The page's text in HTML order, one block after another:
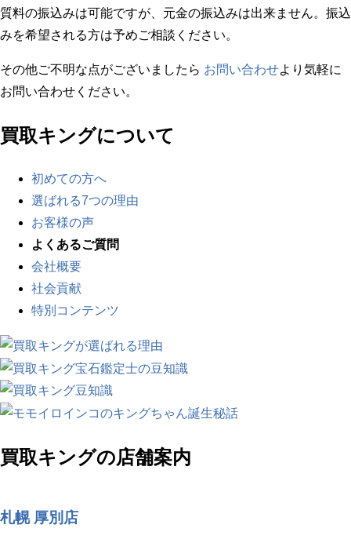
質料の振込みは可能ですが、元金の振込みは出来ません。振込
みを希望される方は予めご相談ください。
その他ご不明な点がございましたら お問い合わせより気軽に
お問い合わせください。
買取キングについて
初めての方へ
選ばれる7つの理由
お客様の声
よくあるご質問
会社概要
社会貢献
特別コンテンツ
買取キングの店舗案内
札幌 厚別店